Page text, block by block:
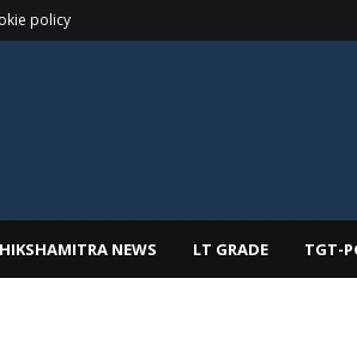
policy
NEWS LT GRADE TGT-